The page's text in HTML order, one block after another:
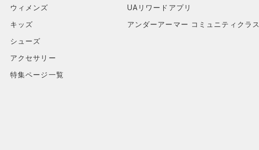
ウィメンズ
キッズ
シューズ
アクセサリー
特集ページ一覧
UAリワードアプリ
アンダーアーマー コミュニティクラス